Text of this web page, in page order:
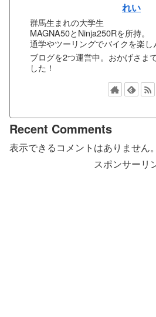
れい
群馬生まれの大学生
MAGNA50とNinja250Rを所持。
通学やツーリングでバイクを楽し
ブログを2つ運営中。おかげさま
した！
Recent Comments
表示できるコメントはありません。
スポンサーリ